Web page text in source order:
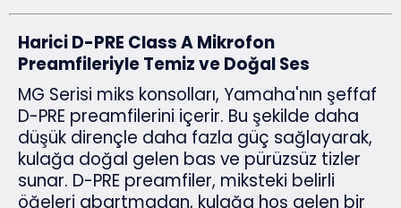
Harici D-PRE Class A Mikrofon
Preamfileriyle Temiz ve Doğal Ses
MG Serisi miks konsolları, Yamaha'nın şeffaf
D-PRE preamfilerini içerir. Bu şekilde daha
düşük dirençle daha fazla güç sağlayarak,
kulağa doğal gelen bas ve pürüzsüz tizler
sunar. D-PRE preamfiler, miksteki belirli
öğeleri abartmadan, kulağa hoş gelen bir